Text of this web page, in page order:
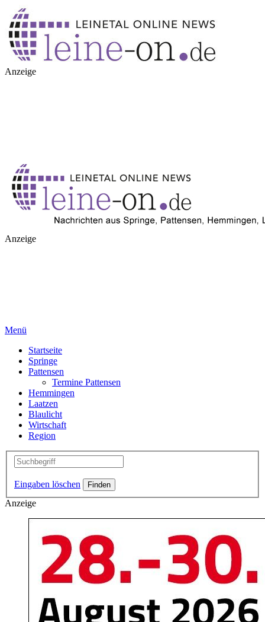
Anzeige
Anzeige
Menü
Startseite
Springe
Pattensen
Termine Pattensen
Hemmingen
Laatzen
Blaulicht
Wirtschaft
Region
Eingaben löschen
Anzeige